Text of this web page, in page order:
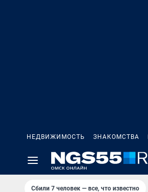
НЕДВИЖИМОСТЬ ЗНАКОМСТВА
Сбили 7 человек — все, что известно